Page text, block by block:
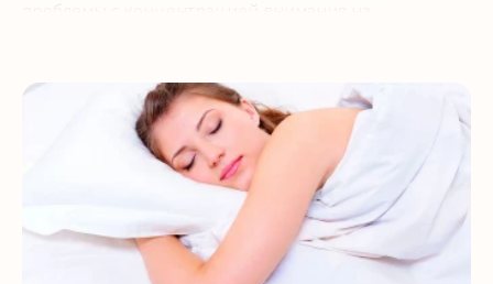
4 полезных продукта, которые помогут женщинам